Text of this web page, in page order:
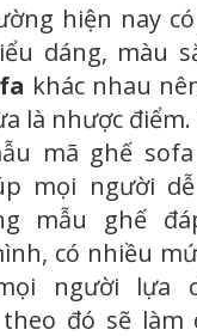
hiện nay
dáng, màu
khác nhau
là nhược điểm.
mã ghế
mọi người
mẫu ghế
có nhiều
người lựa
đó sẽ làm